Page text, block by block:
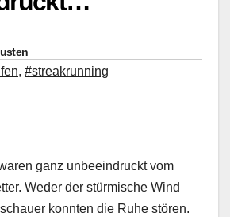
, #streakrunning
ganz unbeeindruckt vom
Weder der stürmische Wind
konnten die Ruhe stören.